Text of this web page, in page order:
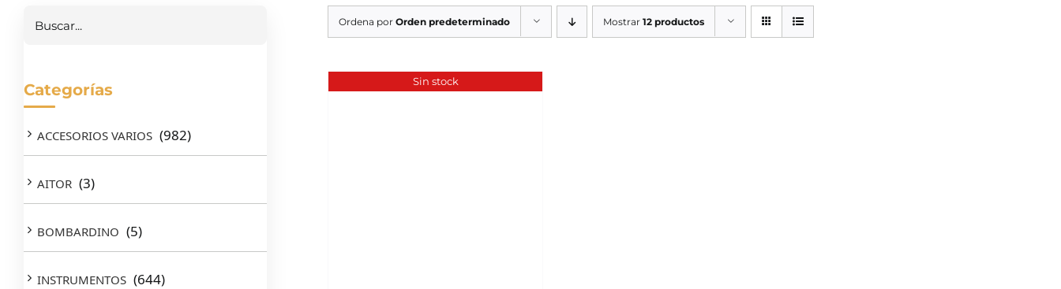
Ordena porOrden predeterminado Mostrar12 productos
Sin stock
Categorías
ACCESORIOS VARIOS (982)
AITOR (3)
BOMBARDINO (5)
INSTRUMENTOS (644)